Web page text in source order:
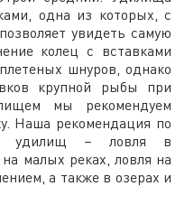
одна из которых, с
увидеть самую
колец с вставками
шнуров, однако
крупной рыбы при
мы рекомендуем
Наша рекомендация по
удилищ – ловля в
малых реках, ловля на
а также в озерах и